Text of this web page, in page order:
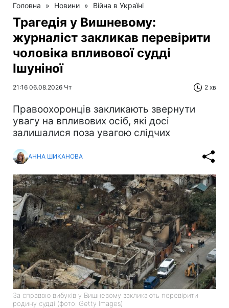
Головна » Новини » Війна в Україні
Трагедія у Вишневому:
журналіст закликав перевірити
чоловіка впливової судді
Ішуніної
21:16 06.08.2026 Чт 2 хв
Правоохоронців закликають звернути
увагу на впливових осіб, які досі
залишалися поза увагою слідчих
АННА ШИКАНОВА
За справою вибухів у Вишневому закликають перевірити
родину судді (фото: Getty Images)